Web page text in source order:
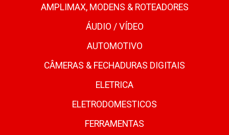
AMPLIMAX, MODENS & ROTEADORES
ÁUDIO / VÍDEO
AUTOMOTIVO
CÂMERAS & FECHADURAS DIGITAIS
ELETRICA
ELETRODOMESTICOS
FERRAMENTAS